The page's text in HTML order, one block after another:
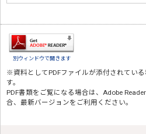
別ウィンドウで開きます
※資料としてPDFファイルが添付されている
す。
PDF書類をご覧になる場合は、 Adobe Reader
合、最新バージョンをご利用ください。